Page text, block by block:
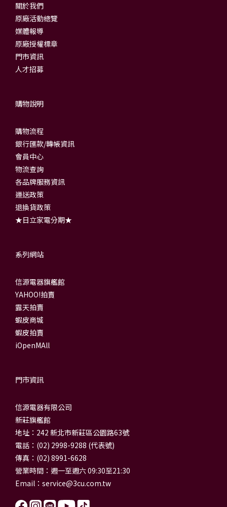
關於我們
原廠活動總覽
媒體報導
原廠授權標章
門市資訊
人才招募
購物說明
購物流程
銀行匯款/轉帳資訊
會員中心
物流查詢
各品牌服務資訊
運送政策
退換貨政策
★日立家電分期★
系列網站
信源電器旗艦館
YAHOO!拍賣
露天拍賣
蝦皮商城
蝦皮拍賣
iOpenMAll
門市資訊
信源電器有限公司
新莊旗艦館
地址：242 新北市新莊區公園路63號
電話：(02) 2998-9288 (代表號)
傳真：(02) 8991-6628
營業時間：週一至週六 09:30至21:30
Email： service@3cu.com.tw